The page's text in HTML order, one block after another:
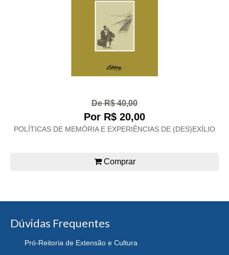
De R$ 40,00
Por R$ 20,00
POLÍTICAS DE MEMÓRIA E EXPERIÊNCIAS DE (DES)EXÍLIO
Comprar
Dúvidas Frequentes
Pró-Reitoria de Extensão e Cultura